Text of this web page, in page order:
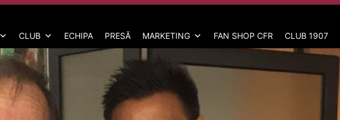
CLUB ECHIPA PRESĂ MARKETING FAN SHOP CFR CLUB 1907